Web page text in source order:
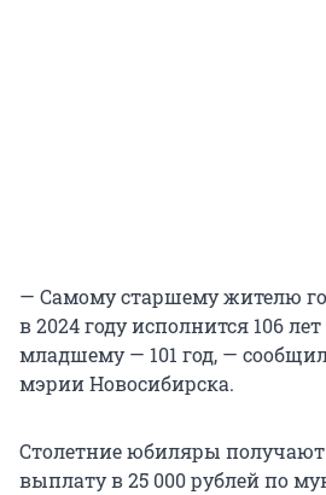
— Самому старшему жителю
в 2024 году исполнится 106
младшему — 101 год, —
мэрии Новосибирска.
Столетние юбиляры
выплату в 25 000 рублей по